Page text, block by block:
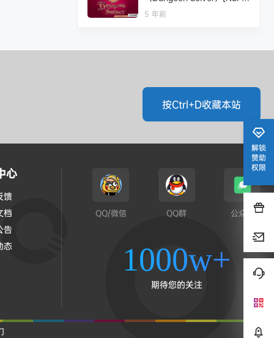
百度云下载
5 年前
解锁
赞助
权限
按Ctrl+D收藏本站
心
馈
档
告
态
QQ/微信 QQ群 公众号
1000w+
期待您的关注